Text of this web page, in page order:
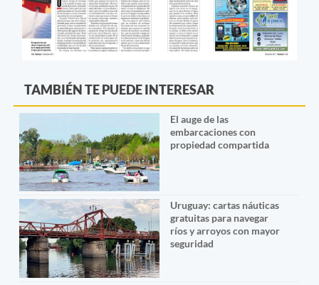
TAMBIÉN TE PUEDE INTERESAR
El auge de las
embarcaciones con
propiedad compartida
Uruguay: cartas náuticas
gratuitas para navegar
ríos y arroyos con mayor
seguridad